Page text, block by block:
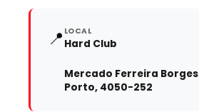
📍 LOCAL
Hard Club
Mercado Ferreira Borges
Porto, 4050-252